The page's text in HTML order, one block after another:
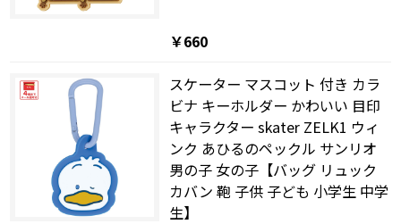
￥660
スケーター マスコット 付き カラ
ビナ キーホルダー かわいい 目印
キャラクター skater ZELK1 ウィ
ンク あひるのペックル サンリオ
男の子 女の子【バッグ リュック
カバン 鞄 子供 子ども 小学生 中学
生】